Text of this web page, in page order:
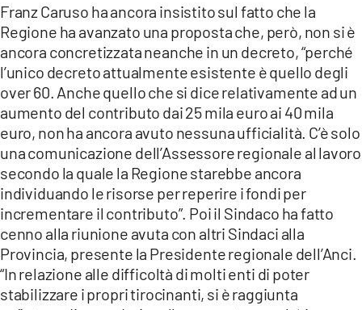
Franz Caruso ha ancora insistito sul fatto che la
Regione ha avanzato una proposta che, però, non si è
ancora concretizzata neanche in un decreto, “perché
l’unico decreto attualmente esistente è quello degli
over 60. Anche quello che si dice relativamente ad un
aumento del contributo dai 25 mila euro ai 40 mila
euro, non ha ancora avuto nessuna ufficialità. C’è solo
una comunicazione dell’Assessore regionale al lavoro
secondo la quale la Regione starebbe ancora
individuando le risorse per reperire i fondi per
incrementare il contributo”. Poi il Sindaco ha fatto
cenno alla riunione avuta con altri Sindaci alla
Provincia, presente la Presidente regionale dell’Anci.
“In relazione alle difficoltà di molti enti di poter
stabilizzare i propri tirocinanti, si è raggiunta